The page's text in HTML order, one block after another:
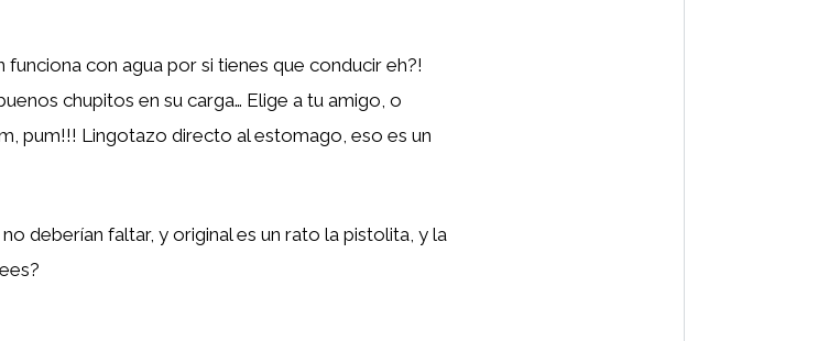
con agua por si tienes que conducir eh?!
chupitos en su carga… Elige a tu amigo, o
pum!!! Lingotazo directo al estomago, eso es un
deberían faltar, y original es un rato la pistolita, y la